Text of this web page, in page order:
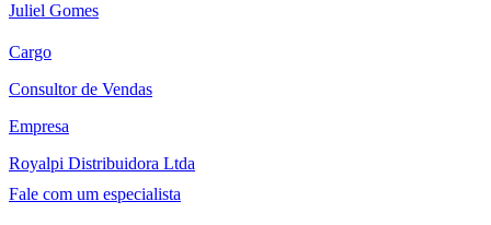
Juliel Gomes
Cargo
Consultor de Vendas
Empresa
Royalpi Distribuidora Ltda
Fale com um especialista